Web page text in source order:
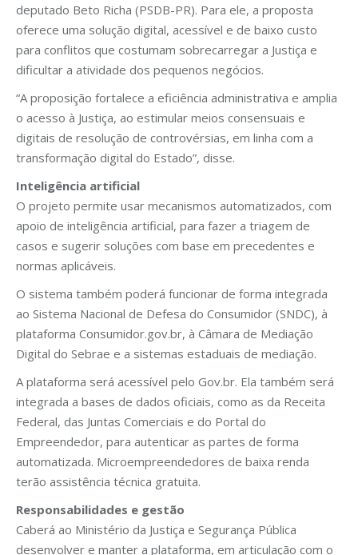
deputado Beto Richa (PSDB-PR). Para ele, a proposta
oferece uma solução digital, acessível e de baixo custo
para conflitos que costumam sobrecarregar a Justiça e
dificultar a atividade dos pequenos negócios.
“A proposição fortalece a eficiência administrativa e amplia
o acesso à Justiça, ao estimular meios consensuais e
digitais de resolução de controvérsias, em linha com a
transformação digital do Estado”, disse.
Inteligência artificial
O projeto permite usar mecanismos automatizados, com
apoio de inteligência artificial, para fazer a triagem de
casos e sugerir soluções com base em precedentes e
normas aplicáveis.
O sistema também poderá funcionar de forma integrada
ao Sistema Nacional de Defesa do Consumidor (SNDC), à
plataforma Consumidor.gov.br, à Câmara de Mediação
Digital do Sebrae e a sistemas estaduais de mediação.
A plataforma será acessível pelo Gov.br. Ela também será
integrada a bases de dados oficiais, como as da Receita
Federal, das Juntas Comerciais e do Portal do
Empreendedor, para autenticar as partes de forma
automatizada. Microempreendedores de baixa renda
terão assistência técnica gratuita.
Responsabilidades e gestão
Caberá ao Ministério da Justiça e Segurança Pública
desenvolver e manter a plataforma, em articulação com o